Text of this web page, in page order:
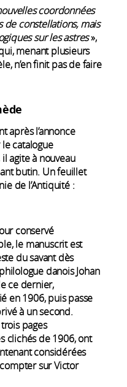
coordonnées
de constellations, mais
sur les astres»,
menant plusieurs
n’en finit pas de faire
après l’annonce
catalogue
agite à nouveau
butin. Un feuillet
de l’Antiquité :
conservé
le manuscrit est
du savant dès
danois Johan
ce dernier,
en 1906, puis passe
à un second.
pages
clichés de 1906, ont
considérées
sur Victor